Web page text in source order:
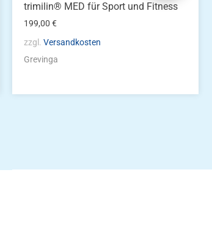
trimilin® MED für Sport und Fitness
199,00€
zzgl.Versandkosten
Grevinga